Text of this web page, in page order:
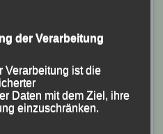
der Verarbeitung
Verarbeitung ist die
Daten mit dem Ziel, ihre
einzuschränken.